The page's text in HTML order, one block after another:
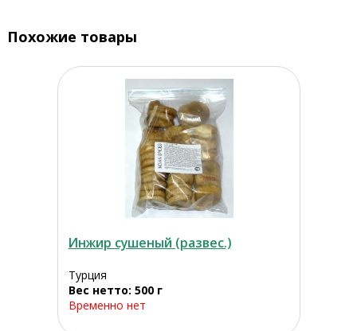
Похожие товары
Инжир сушеный (развес.)
Турция
Вес нетто: 500 г
Временно нет